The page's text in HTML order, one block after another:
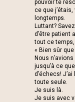
pouvoir te
ce que
longtemps.
Luttant?
d’être patient
tout ce temps,
« Bien sûr
Nous
jusqu’à ce
d’échecs!
toute seule.
Je suis là.
Je suis avec